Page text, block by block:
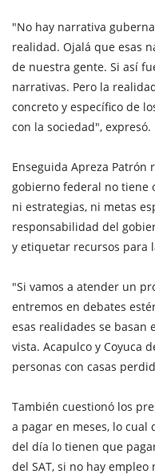
"No hay narrativa
realidad. Ojalá que esas
de nuestra gente. Si así
narrativas. Pero la
concreto y específico de
con la sociedad", expresó.
Enseguida Apreza
gobierno federal no tiene
ni estrategias, ni metas
responsabilidad del
y etiquetar recursos para
"Si vamos a atender un
entremos en debates
esas realidades se basan
vista. Acapulco y Coyuca
personas con casas
También cuestionó los
a pagar en meses, lo
del día lo tienen que
del SAT, si no hay